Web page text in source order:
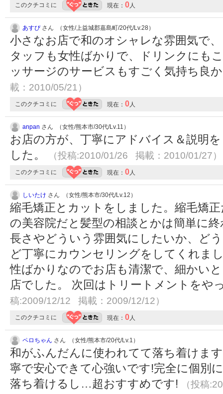
このクチコミに 現在： 0人
あすぴさん （女性/上益城郡嘉島町/20代/Lv.28）
小さなお店で和のオシャレな雰囲気で
タッフも女性ばかりで、ドリンクにも
ッサージのサービスもすごく気持ち良
載：2010/05/21）
このクチコミに 現在： 0人
anpan さん （女性/熊本市/30代/Lv.11）
お店の方が、丁寧にアドバイス＆説明
した。
（投稿:2010/01/26 掲載：2010/01/27）
このクチコミに 現在： 0人
しいたけ さん （女性/熊本市/30代/Lv.12）
縮毛矯正とカットをしました。縮毛矯
の美容院だと髪型の相談とかは簡単に
長さやどういう雰囲気にしたいか、ど
ど丁寧にカウンセリングをしてくれま
性ばかりなのでお店も清潔で、細かい
店でした。 次回はトリートメントをや
稿:2009/12/12 掲載：2009/12/12）
このクチコミに 現在： 0人
ペロちゃん さん （女性/熊本市/20代/Lv.1）
和がふんだんに使われてて落ち着けま
寧で安心できて心強いです!完全に個別
落ち着けるし…超おすすめです!
（投稿